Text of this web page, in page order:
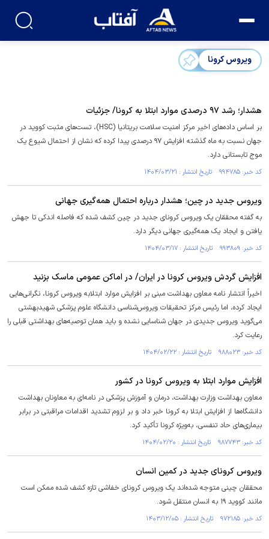
ویروس کرونا
هشدار؛ رشد ۹۷ درصدی موارد ابتلا به کرونا/ جزئیات
بر اساس داده‌های اخیر مرکز امنیت سلامت بریتانیا (HSC)، تست‌های مثبت کووید در
جهان نسبت به ماه گذشته افزایش ۹۷ درصدی پیدا کرده که نشان از احتمال شیوع یک
موج تابستانی دارد.
کد خبر: ۹۹۴۷۸۵ تاریخ انتشار : ۱۴۰۴/۰۳/۲۱
ویروس جدید در چین؛ هشدار درباره احتمال همه‌گیری جهانی
به گفته محققان یک ویروس کرونای جدید در چین کشف شده که فاصله اندکی تا جهش
یافتن و ایجاد یک همه‌گیری جهانی دیگر دارد.
کد خبر: ۹۹۳۸۰۹ تاریخ انتشار : ۱۴۰۴/۰۳/۱۷
افزایش گردش ویروس کرونا در ایران/ در اماکن عمومی ماسک بزنید
اخیراً انتشار نامه معاون بهداشت مبنی بر افزایش موارد ابتلابه ویروس کرونا، نگرانی‌هایی
ایجاد کرده، اما رئیس مرکز تحقیقات ویروس‌شناسی دانشگاه علوم پزشکی شهیدبهشتی
می‌گوید ویروس جدیدی در جهان شناسایی نشده و باید همان توصیه‌های بهداشتی قبلی را
رعایت کرد.
کد خبر: ۹۸۸۰۲۳ تاریخ انتشار : ۱۴۰۴/۰۲/۲۲
افزایش موارد ابتلا به ویروس کرونا در کشور
معاون بهداشت وزارت بهداشت، درمان و آموزش پزشکی در نامه‌ای به معاونان بهداشت
دانشگاه‌ها از افزایش ابتلا به کرونا خبر داد و بر لزوم تشدید اقدامات مراقبتی در برابر
بیماری‌های حاد تنفسی، به‌ویژه کرونا تأکید کرد.
کد خبر: ۹۸۷۷۴۳ تاریخ انتشار : ۱۴۰۴/۰۲/۲۰
ویروس کرونای جدید در کمین انسان
محققان چینی متوجه شده‌اند یک ویروس کرونای خفاشی تازه کشف شده ممکن است
مانند کووید ۱۹ به انسان منتقل شود.
کد خبر: ۹۷۲۱۸۵ تاریخ انتشار : ۱۴۰۳/۱۲/۰۵